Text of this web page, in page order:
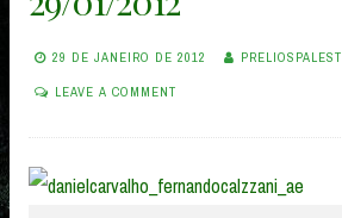
29 DE JANEIRO DE 2012
LEAVE A COMMENT